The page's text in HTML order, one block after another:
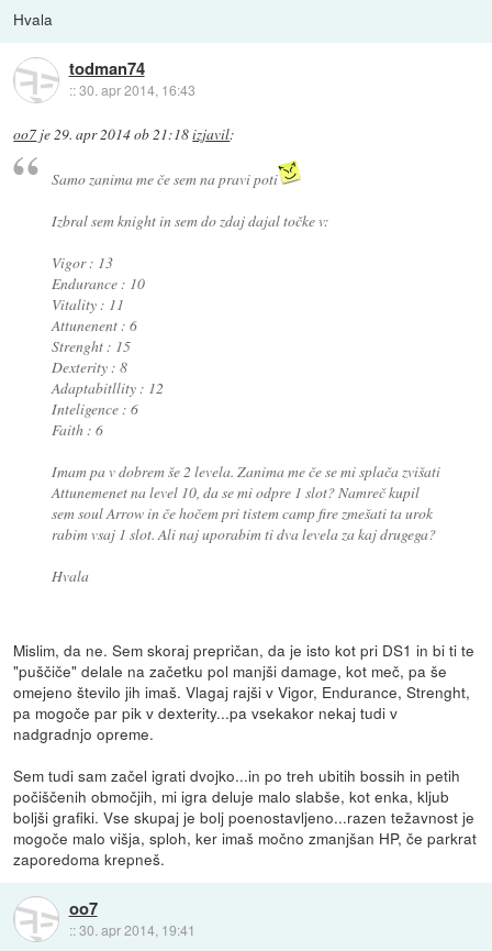
Hvala
todman74
::30. apr 2014, 16:43
oo7 je29. apr 2014 ob 21:18izjavil:
Samo zanima me če sem na pravi poti
Izbral sem knight in sem do zdaj dajal točke v:
Vigor : 13
Endurance : 10
Vitality : 11
Attunenent : 6
Strenght : 15
Dexterity : 8
Adaptabitllity : 12
Inteligence : 6
Faith : 6
Imam pa v dobrem še 2 levela. Zanima me če se mi splača zvišati
Attunemenet na level 10, da se mi odpre 1 slot? Namreč kupil
sem soul Arrow in če hočem pri tistem camp fire zmešati ta urok
rabim vsaj 1 slot. Ali naj uporabim ti dva levela za kaj drugega?
Hvala
Mislim, da ne. Sem skoraj prepričan, da je isto kot pri DS1 in bi ti te
"puščiče" delale na začetku pol manjši damage, kot meč, pa še
omejeno število jih imaš. Vlagaj rajši v Vigor, Endurance, Strenght,
pa mogoče par pik v dexterity...pa vsekakor nekaj tudi v
nadgradnjo opreme.
Sem tudi sam začel igrati dvojko...in po treh ubitih bossih in petih
počiščenih območjih, mi igra deluje malo slabše, kot enka, kljub
boljši grafiki. Vse skupaj je bolj poenostavljeno...razen težavnost je
mogoče malo višja, sploh, ker imaš močno zmanjšan HP, če parkrat
zaporedoma krepneš.
oo7
::30. apr 2014, 19:41